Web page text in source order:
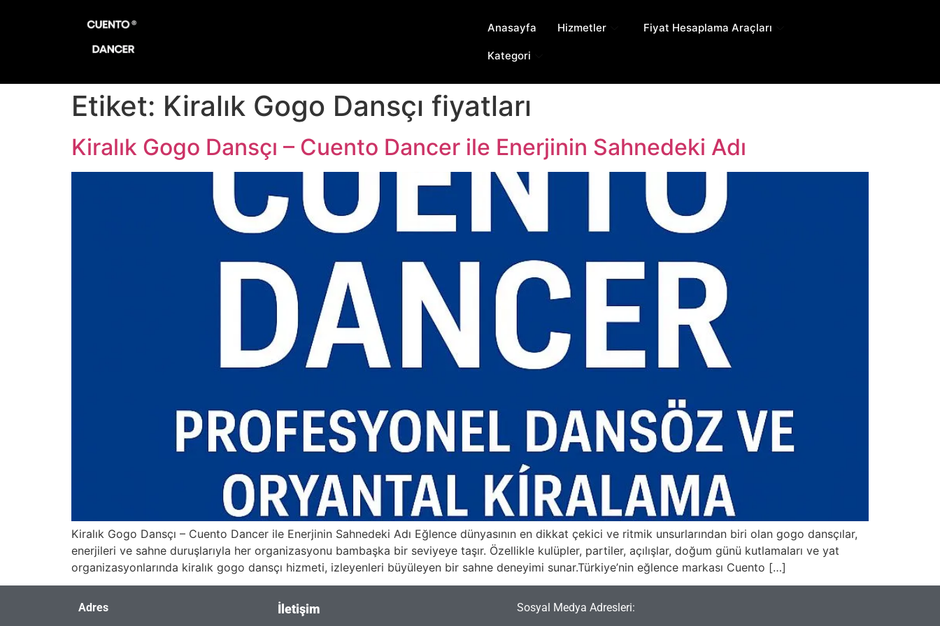
Anasayfa Hizmetler Fiyat Hesaplama Araçları
Kategori
Etiket: Kiralık Gogo Dansçı fiyatları
Kiralık Gogo Dansçı – Cuento Dancer ile Enerjinin Sahnedeki Adı
Kiralık Gogo Dansçı – Cuento Dancer ile Enerjinin Sahnedeki Adı Eğlence dünyasının en dikkat çekici ve ritmik unsurlarından biri olan gogo dansçılar,
enerjileri ve sahne duruşlarıyla her organizasyonu bambaşka bir seviyeye taşır. Özellikle kulüpler, partiler, açılışlar, doğum günü kutlamaları ve yat
organizasyonlarında kiralık gogo dansçı hizmeti, izleyenleri büyüleyen bir sahne deneyimi sunar.Türkiye’nin eğlence markası Cuento […]
Adres İletişim Sosyal Medya Adresleri: